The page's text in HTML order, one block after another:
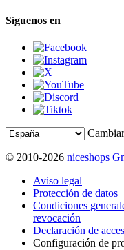
Síguenos en
© 2010-2026 niceshops
Aviso legal
Protección de datos
Condiciones
revocación
Declaración de
Configuración de